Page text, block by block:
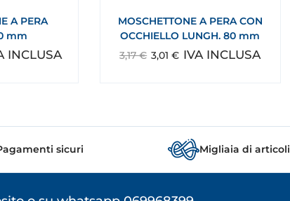
A PERA
mm
INCLUSA
MOSCHETTONE A PERA CON
OCCHIELLO LUNGH. 80 mm
3,17€ 3,01€ IVA INCLUSA
sicuri Migliaia di articoli